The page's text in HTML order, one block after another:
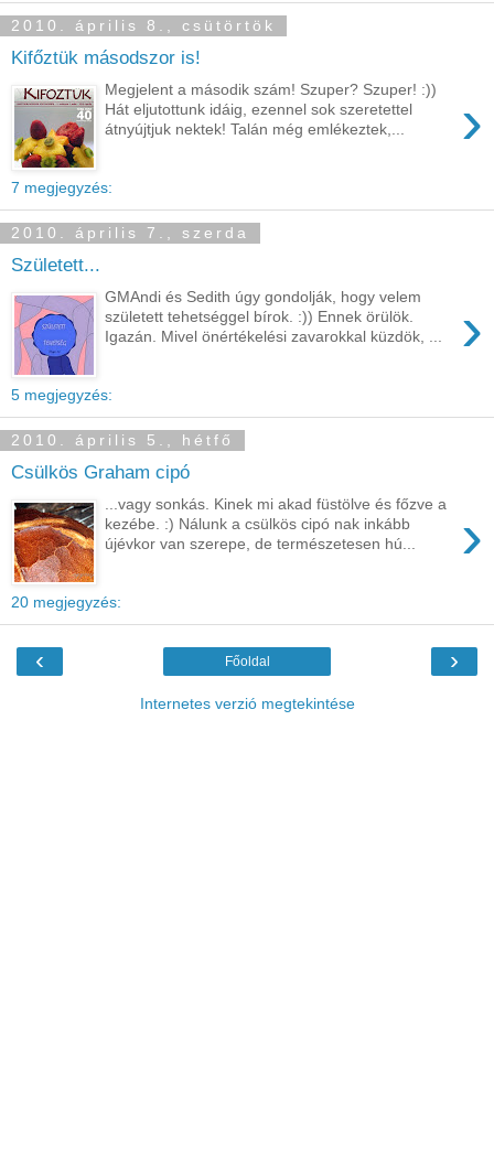
2010. április 8., csütörtök
Kifőztük másodszor is!
›
Megjelent a második szám! Szuper? Szuper! :))
Hát eljutottunk idáig, ezennel sok szeretettel
átnyújtjuk nektek! Talán még emlékeztek,...
7 megjegyzés:
2010. április 7., szerda
Született...
›
GMAndi és Sedith úgy gondolják, hogy velem
született tehetséggel bírok. :)) Ennek örülök.
Igazán. Mivel önértékelési zavarokkal küzdök, ...
5 megjegyzés:
2010. április 5., hétfő
Csülkös Graham cipó
›
...vagy sonkás. Kinek mi akad füstölve és főzve a
kezébe. :) Nálunk a csülkös cipó nak inkább
újévkor van szerepe, de természetesen hú...
20 megjegyzés:
‹ ›
Főoldal
Internetes verzió megtekintése